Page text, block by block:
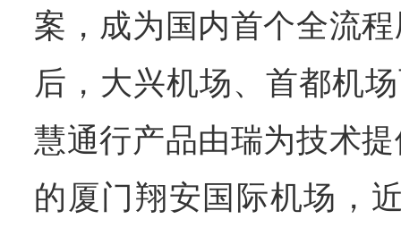
案，成为国内首个全流
后，大兴机场、首都机
慧通行产品由瑞为技术
的厦门翔安国际机场，